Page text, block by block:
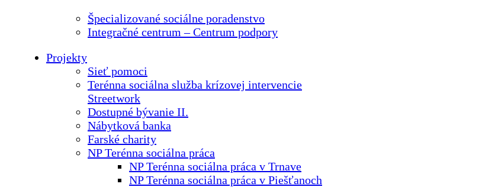
Špecializované sociálne poradenstvo
Integračné centrum – Centrum podpory
Projekty
Sieť pomoci
Terénna sociálna služba krízovej intervencie
Streetwork
Dostupné bývanie II.
Nábytková banka
Farské charity
NP Terénna sociálna práca
NP Terénna sociálna práca v Trnave
NP Terénna sociálna práca v Piešťanoch